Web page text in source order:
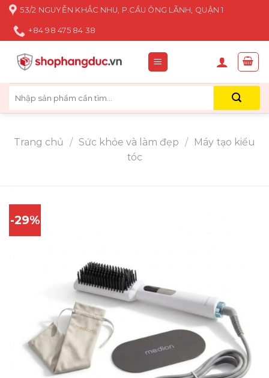
Skip
content
53/2 NGUYỄN KHẮC NHU, P.CẦU ÔNG LÃNH, QUẬN 1
+84 98 475 84 38
kiếm:
Trang chủ / Sức khỏe và làm đẹp /
Máy tạo kiểu
tóc
-29%